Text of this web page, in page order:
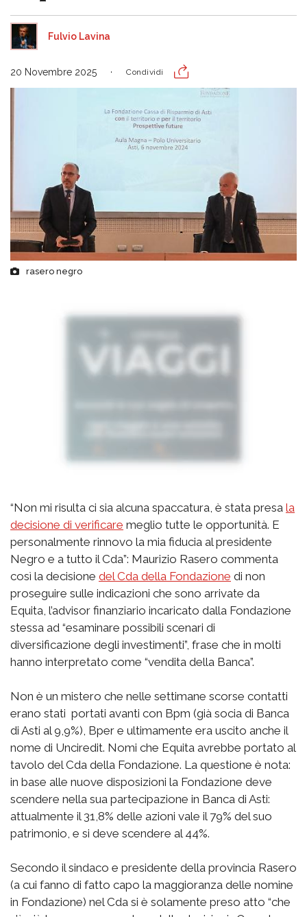
Fulvio Lavina
20 Novembre 2025 Condividi
rasero negro
“Non mi risulta ci sia alcuna spaccatura, è stata presa la
decisione di verificare meglio tutte le opportunità. E
personalmente rinnovo la mia fiducia al presidente
Negro e a tutto il Cda”: Maurizio Rasero commenta
così la decisione del Cda della Fondazione di non
proseguire sulle indicazioni che sono arrivate da
Equita, l’advisor finanziario incaricato dalla Fondazione
stessa ad “esaminare possibili scenari di
diversificazione degli investimenti”, frase che in molti
hanno interpretato come “vendita della Banca”.
Non è un mistero che nelle settimane scorse contatti
erano stati portati avanti con Bpm (già socia di Banca
di Asti al 9,9%), Bper e ultimamente era uscito anche il
nome di Unciredit. Nomi che Equita avrebbe portato al
tavolo del Cda della Fondazione. La questione è nota:
in base alle nuove disposizioni la Fondazione deve
scendere nella sua partecipazione in Banca di Asti:
attualmente il 31,8% delle azioni vale il 79% del suo
patrimonio, e si deve scendere al 44%.
Secondo il sindaco e presidente della provincia Rasero
(a cui fanno di fatto capo la maggioranza delle nomine
in Fondazione) nel Cda si è solamente preso atto “che